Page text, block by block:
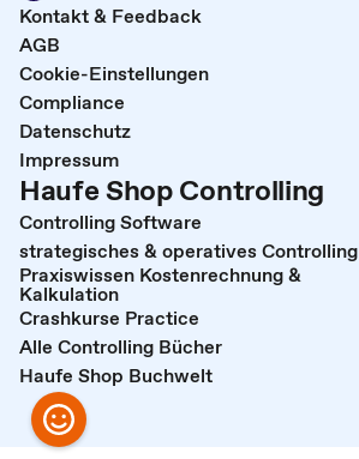
Kontakt & Feedback
AGB
Cookie-Einstellungen
Compliance
Datenschutz
Impressum
Haufe Shop Controlling
Controlling Software
strategisches & operatives Controlling
Praxiswissen Kostenrechnung &
Kalkulation
Crashkurse Practice
Alle Controlling Bücher
Haufe Shop Buchwelt